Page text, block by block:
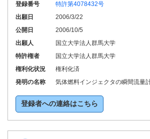
登録番号
特許第4078432号
出願日
2006/3/22
公開日
2006/10/5
出願人
国立大学法人群馬大学
特許権者
国立大学法人群馬大学
権利化状況
権利化済
発明の名称
気体燃料インジェクタの瞬間流量
登録者への連絡はこちら